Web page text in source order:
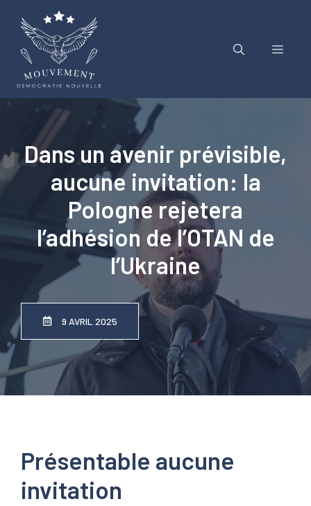
contenu
Menu
Dans un avenir prévisible,
aucune invitation: la
Pologne rejetera
l’adhésion de l’OTAN de
l’Ukraine
9 AVRIL 2025
Présentable aucune
invitation